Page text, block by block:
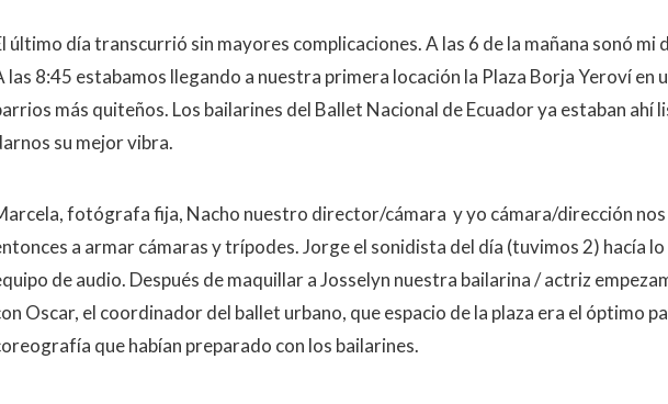
último día transcurrió sin mayores complicaciones. A las 6 de la mañana sonó mi
las 8:45 estabamos llegando a nuestra primera locación la Plaza Borja Yeroví en
más quiteños. Los bailarines del Ballet Nacional de Ecuador ya estaban ahí
su mejor vibra.
fotógrafa fija, Nacho nuestro director/cámara y yo cámara/dirección nos
a armar cámaras y trípodes. Jorge el sonidista del día (tuvimos 2) hacía
de audio. Después de maquillar a Josselyn nuestra bailarina / actriz
Oscar, el coordinador del ballet urbano, que espacio de la plaza era el óptimo
que habían preparado con los bailarines.